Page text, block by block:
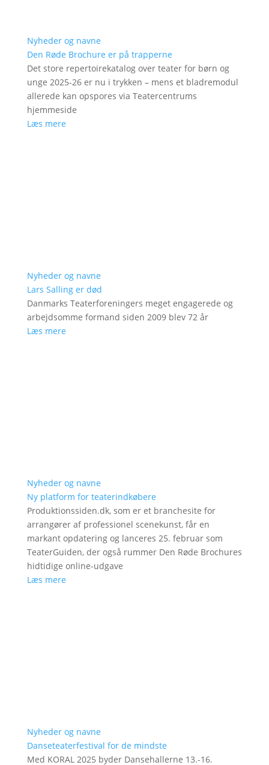
Nyheder og navne
Den Røde Brochure er på trapperne
Det store repertoirekatalog over teater for børn og
unge 2025-26 er nu i trykken – mens et bladremodul
allerede kan opspores via Teatercentrums
hjemmeside
Læs mere
Nyheder og navne
Lars Salling er død
Danmarks Teaterforeningers meget engagerede og
arbejdsomme formand siden 2009 blev 72 år
Læs mere
Nyheder og navne
Ny platform for teaterindkøbere
Produktionssiden.dk, som er et branchesite for
arrangører af professionel scenekunst, får en
markant opdatering og lanceres 25. februar som
TeaterGuiden, der også rummer Den Røde Brochures
hidtidige online-udgave
Læs mere
Nyheder og navne
Danseteaterfestival for de mindste
Med KORAL 2025 byder Dansehallerne 13.-16.